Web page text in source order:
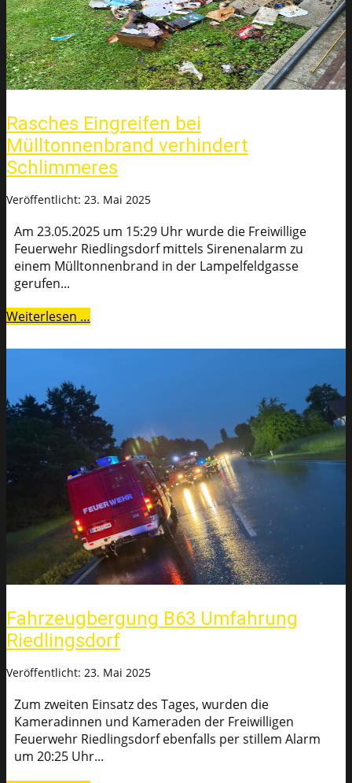
Rasches Eingreifen bei
Mülltonnenbrand verhindert
Schlimmeres
Veröffentlicht: 23. Mai 2025
Am 23.05.2025 um 15:29 Uhr wurde die Freiwillige
Feuerwehr Riedlingsdorf mittels Sirenenalarm zu
einem Mülltonnenbrand in der Lampelfeldgasse
gerufen...
Weiterlesen …
Fahrzeugbergung B63 Umfahrung
Riedlingsdorf
Veröffentlicht: 23. Mai 2025
Zum zweiten Einsatz des Tages, wurden die
Kameradinnen und Kameraden der Freiwilligen
Feuerwehr Riedlingsdorf ebenfalls per stillem Alarm
um 20:25 Uhr...